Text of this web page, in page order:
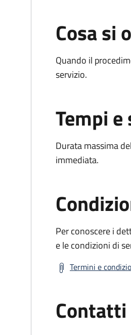
Cosa si
Quando il
servizio.
Tempi e
Durata massima
immediata.
Per conoscere i
e le condizioni di
Termini e
Contatti